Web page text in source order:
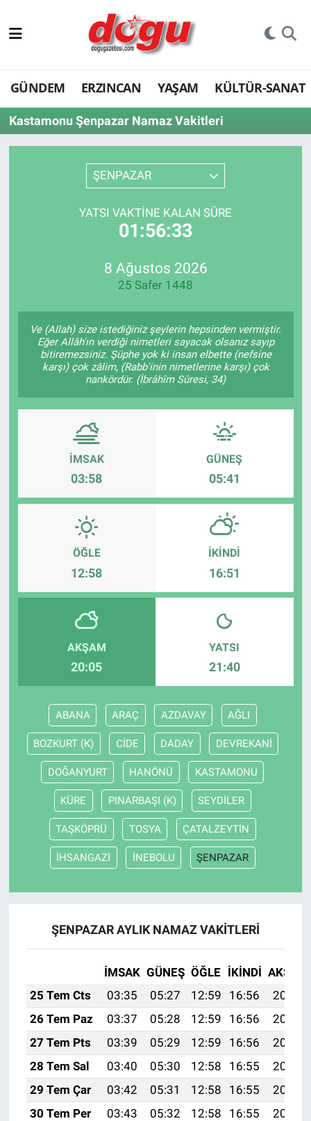
GÜNDEM ERZINCAN YAŞAM KÜLTÜR-SANAT
Kastamonu Şenpazar Namaz Vakitleri
ŞENPAZAR
YATSI VAKTINE KALAN SÜRE
01:56:33
8 Ağustos 2026
25 Safer 1448
Ve (Allah) size istediğiniz şeylerin hepsinden vermiştir.
Eğer Allâh'ın verdiği nimetleri sayacak olsanız sayıp
bitiremezsiniz. Şüphe yok ki insan elbette (nefsine
karşı) çok zâlim, (Rabb'inin nimetlerine karşı) çok
nankördür. (İbrâhîm Sûresi, 34)
İMSAK
03:58
GÜNEŞ
05:41
ÖĞLE
12:58
İKINDI
16:51
AKŞAM
20:05
YATSI
21:40
ABANA ARAÇ AZDAVAY AĞLI
BOZKURT (K) CİDE DADAY DEVREKANİ
DOĞANYURT HANÖNÜ KASTAMONU
KÜRE PINARBAŞI (K) SEYDİLER
TAŞKÖPRÜ TOSYA ÇATALZEYTİN
İHSANGAZİ İNEBOLU ŞENPAZAR
ŞENPAZAR AYLIK NAMAZ VAKITLERI
İMSAK GÜNEŞ ÖĞLE İKINDI AKŞAM
25 Tem Cts
03:35 05:27 12:59 16:56
20:20
26 Tem Paz
03:37 05:28 12:59 16:56
20:19
27 Tem Pts
03:39 05:29 12:59 16:56
20:18
28 Tem Sal
03:40 05:30 12:58 16:55
20:17
29 Tem Çar
03:42 05:31 12:58 16:55
20:16
30 Tem Per
03:43 05:32 12:58 16:55
20:15
ERZINCAN
GÜNDEM
ERZİNCAN FOTOĞRAFLARI
Bilim, teknoloji
KÜLTÜR-SANAT
Yerel Haber
Politika
YAŞAM
RESMİ İLAN